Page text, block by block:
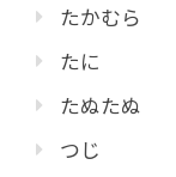
たかむら
たに
たぬたぬ
つじ